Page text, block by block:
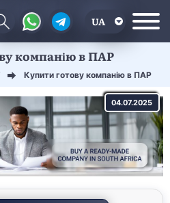
UA
компанію в ПАР
Купити готову компанію в ПАР
04.07.2025